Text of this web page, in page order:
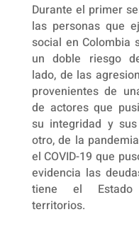
Durante el primer
las personas que
social en Colombia
un doble riesgo
lado, de las
provenientes de
de actores que
su integridad y
otro, de la
el COVID-19 que
evidencia las
tiene el
territorios.